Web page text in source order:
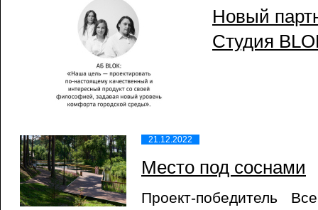
Новый
Студия
21.12.2022
Место под соснами
Проект-победитель